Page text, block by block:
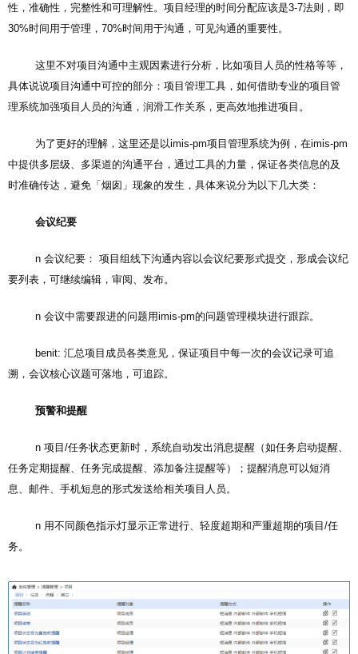
性，准确性，完整性和可理解性。项目经理的时间分配应该是3-7法则，即
30%时间用于管理，70%时间用于沟通，可见沟通的重要性。
这里不对项目沟通中主观因素进行分析，比如项目人员的性格等等，
具体说说项目沟通中可控的部分：项目管理工具，如何借助专业的项目管
理系统加强项目人员的沟通，润滑工作关系，更高效地推进项目。
为了更好的理解，这里还是以imis-pm项目管理系统为例，在imis-pm
中提供多层级、多渠道的沟通平台，通过工具的力量，保证各类信息的及
时准确传达，避免「烟囱」现象的发生，具体来说分为以下几大类：
会议纪要
n 会议纪要： 项目组线下沟通内容以会议纪要形式提交，形成会议纪
要列表，可继续编辑，审阅、发布。
n 会议中需要跟进的问题用imis-pm的问题管理模块进行跟踪。
benit: 汇总项目成员各类意见，保证项目中每一次的会议记录可追
溯，会议核心议题可落地，可追踪。
预警和提醒
n 项目/任务状态更新时，系统自动发出消息提醒（如任务启动提醒、
任务定期提醒、任务完成提醒、添加备注提醒等）；提醒消息可以短消
息、邮件、手机短息的形式发送给相关项目人员。
n 用不同颜色指示灯显示正常进行、轻度超期和严重超期的项目/任
务。